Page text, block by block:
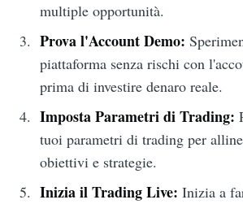
multiple opportunità.
Prova l'Account Demo:
piattaforma senza rischi con
prima di investire denaro reale.
Imposta Parametri di Trading:
tuoi parametri di trading per
obiettivi e strategie.
Inizia il Trading Live: Inizia a